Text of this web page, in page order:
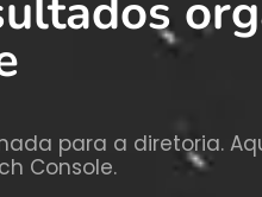
para a diretoria.
Console.